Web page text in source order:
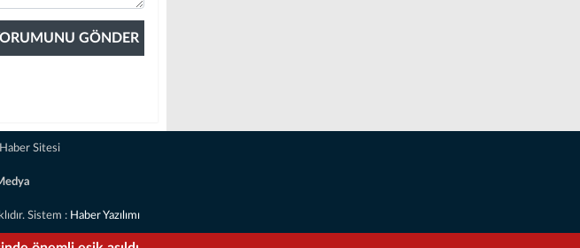
Sitesi
Sistem : Haber Yazılımı